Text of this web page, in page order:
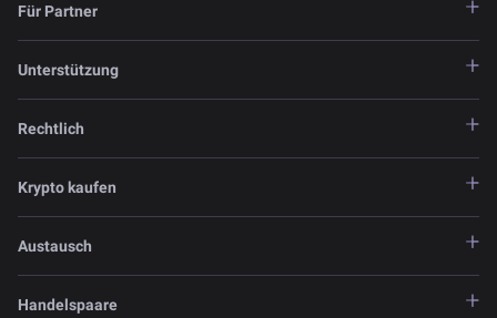
Für Partner
Unterstützung
Rechtlich
Krypto kaufen
Austausch
Handelspaare